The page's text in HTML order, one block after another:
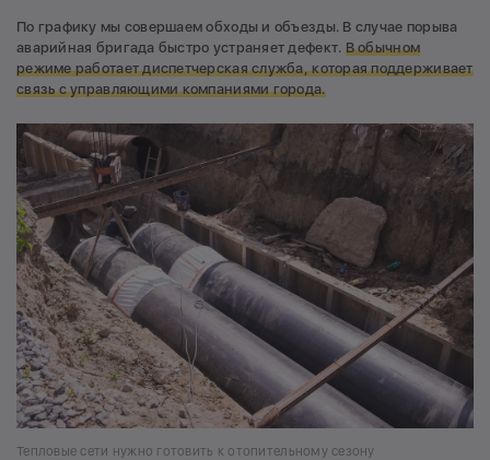
По графику мы совершаем обходы и объезды. В случае порыва
аварийная бригада быстро устраняет дефект. В обычном
режиме работает диспетчерская служба, которая поддерживает
связь с управляющими компаниями города.
Тепловые сети нужно готовить к отопительному сезону